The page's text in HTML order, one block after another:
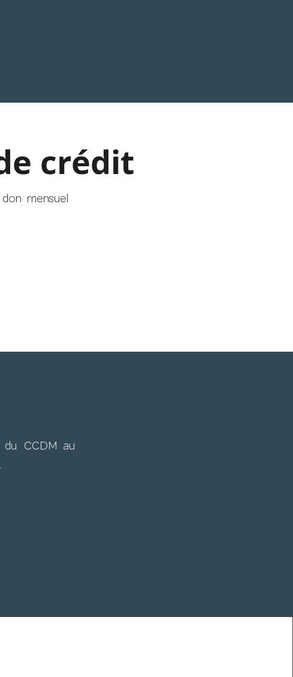
crédit
mensuel
CCDM au